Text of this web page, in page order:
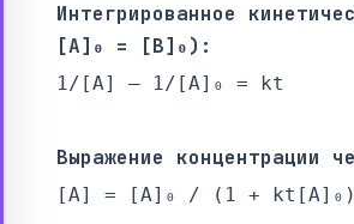
Интегрированное
[A]₀ = [B]₀):
1/[A] – 1/[A]₀ = kt
Выражение концентрации
[A] = [A]₀ / (1 + kt[A]₀)